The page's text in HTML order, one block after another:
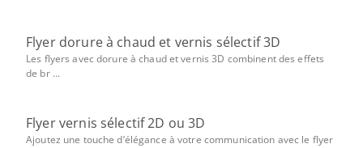
Flyer dorure à chaud et vernis sélectif 3D
Les flyers avec dorure à chaud et vernis 3D combinent des effets
de br ...
Flyer vernis sélectif 2D ou 3D
Ajoutez une touche d’élégance à votre communication avec le flyer